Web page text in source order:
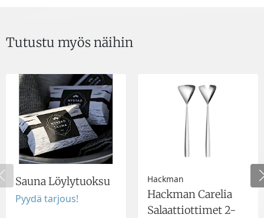
Tutustu myös näihin
Sauna Löylytuoksu
Pyydä tarjous!
Hackman
Hackman Carelia
Salaattiottimet 2-